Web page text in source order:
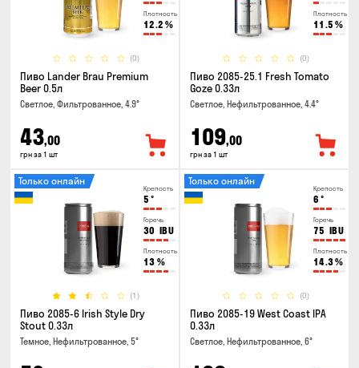
Плотность
12.2 %
(0)
Пиво Lander Brau Premium
Beer 0.5л
Светлое, Фильтрованное, 4.9°
43,00
грн за 1 шт
Плотность
11.5 %
(0)
Пиво 2085-25.1 Fresh Tomato
Goze 0.33л
Светлое, Нефильтрованное, 4.4°
109,00
грн за 1 шт
Крепость
5 °
Горечь
30 IBU
Плотность
13 %
(1)
Только онлайн
Пиво 2085-6 Irish Style Dry
Stout 0.33л
Темное, Нефильтрованное, 5°
Крепость
6 °
Горечь
75 IBU
Плотность
14.3%
(0)
Только онлайн
Пиво 2085-19 West Coast IPA
0.33л
Светлое, Нефильтрованное, 6°